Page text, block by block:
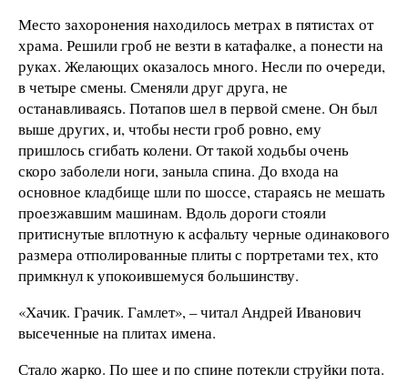
Место захоронения находилось метрах в пятистах от
храма. Решили гроб не везти в катафалке, а понести на
руках. Желающих оказалось много. Несли по очереди,
в четыре смены. Сменяли друг друга, не
останавливаясь. Потапов шел в первой смене. Он был
выше других, и, чтобы нести гроб ровно, ему
пришлось сгибать колени. От такой ходьбы очень
скоро заболели ноги, заныла спина. До входа на
основное кладбище шли по шоссе, стараясь не мешать
проезжавшим машинам. Вдоль дороги стояли
притиснутые вплотную к асфальту черные одинакового
размера отполированные плиты с портретами тех, кто
примкнул к упокоившемуся большинству.
«Хачик. Грачик. Гамлет», – читал Андрей Иванович
высеченные на плитах имена.
Стало жарко. По шее и по спине потекли струйки пота.